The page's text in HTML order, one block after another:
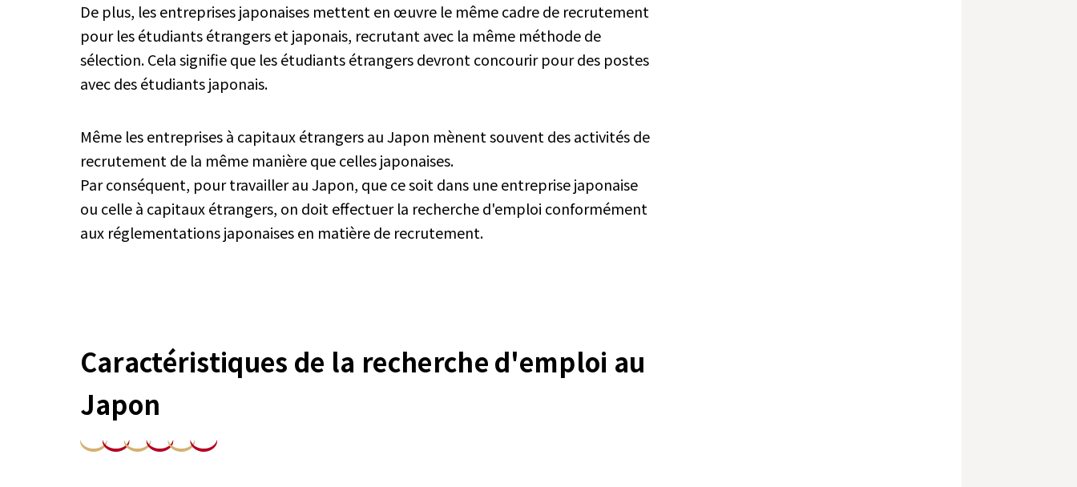
De plus, les entreprises japonaises mettent en œuvre le même cadre de recrutement
pour les étudiants étrangers et japonais, recrutant avec la même méthode de
sélection. Cela signifie que les étudiants étrangers devront concourir pour des postes
avec des étudiants japonais.
Même les entreprises à capitaux étrangers au Japon mènent souvent des activités de
recrutement de la même manière que celles japonaises.
Par conséquent, pour travailler au Japon, que ce soit dans une entreprise japonaise
ou celle à capitaux étrangers, on doit effectuer la recherche d'emploi conformément
aux réglementations japonaises en matière de recrutement.
Caractéristiques de la recherche d'emploi au
Japon